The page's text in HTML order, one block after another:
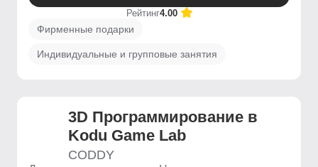
Рейтинг4.00
Фирменные подарки
Индивидуальные и групповые занятия
3D Программирование в
Kodu Game Lab
CODDY